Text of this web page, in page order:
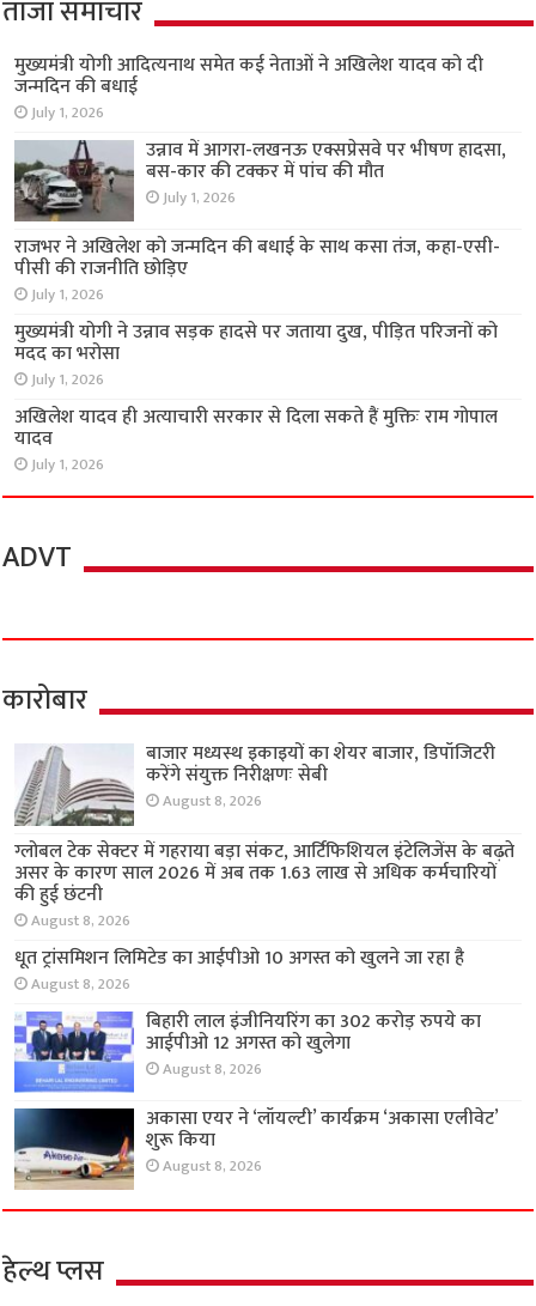
ताजा समाचार
मुख्यमंत्री योगी आदित्यनाथ समेत कई नेताओं ने अखिलेश यादव को दी
जन्मदिन की बधाई
July 1, 2026
उन्नाव में आगरा-लखनऊ एक्सप्रेसवे पर भीषण हादसा,
बस-कार की टक्कर में पांच की मौत
July 1, 2026
राजभर ने अखिलेश को जन्मदिन की बधाई के साथ कसा तंज, कहा-एसी-
पीसी की राजनीति छोड़िए
July 1, 2026
मुख्यमंत्री योगी ने उन्नाव सड़क हादसे पर जताया दुख, पीड़ित परिजनों को
मदद का भरोसा
July 1, 2026
अखिलेश यादव ही अत्याचारी सरकार से दिला सकते हैं मुक्तिः राम गोपाल
यादव
July 1, 2026
ADVT
कारोबार
बाजार मध्यस्थ इकाइयों का शेयर बाजार, डिपॉजिटरी
करेंगे संयुक्त निरीक्षणः सेबी
August 8, 2026
ग्लोबल टेक सेक्टर में गहराया बड़ा संकट, आर्टिफिशियल इंटेलिजेंस के बढ़ते
असर के कारण साल 2026 में अब तक 1.63 लाख से अधिक कर्मचारियों
की हुई छंटनी
August 8, 2026
धूत ट्रांसमिशन लिमिटेड का आईपीओ 10 अगस्त को खुलने जा रहा है
August 8, 2026
बिहारी लाल इंजीनियरिंग का 302 करोड़ रुपये का
आईपीओ 12 अगस्त को खुलेगा
August 8, 2026
अकासा एयर ने ‘लॉयल्टी’ कार्यक्रम ‘अकासा एलीवेट’
शुरू किया
August 8, 2026
हेल्थ प्लस